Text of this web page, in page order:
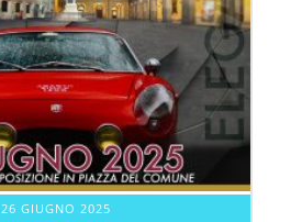
26 GIUGNO 2025